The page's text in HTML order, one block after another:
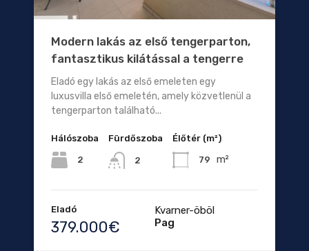
Modern lakás az első tengerparton,
fantasztikus kilátással a tengerre
Eladó egy lakás az első emeleten egy
luxusvilla első emeletén, amely közvetlenül a
tengerparton található...
Hálószoba
2
Fürdőszoba
2
Élőtér (m²)
79 m²
Eladó
379.000€
Kvarner-öböl
Pag